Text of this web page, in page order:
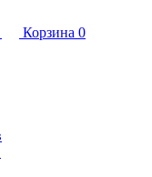
Корзина 0